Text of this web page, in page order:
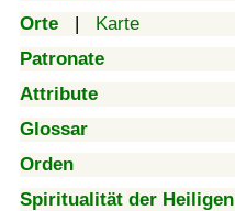
Orte | Karte
Patronate
Attribute
Glossar
Orden
Spiritualität der Heiligen